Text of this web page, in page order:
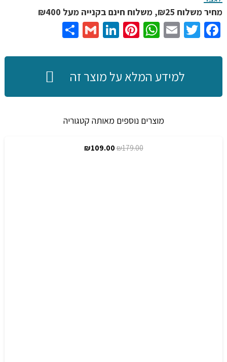
מתקפל
מיני
רב
החיים
מחיר משלוח ₪25, משלוח חינם בקנייה מעל ₪400
Facebook
Twitter
Email
WhatsApp
Pinterest
LinkedIn
Gmail
למידע המלא על מוצר זה
מוצרים נוספים מאותה קטגוריה
₪179.00
המחיר ₪109.00
המחיר